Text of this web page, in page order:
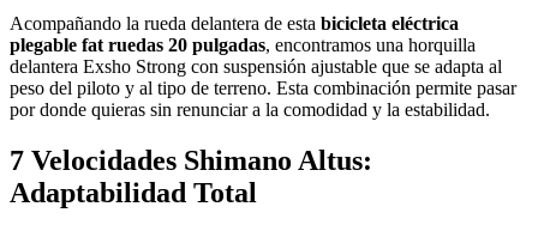
Acompañando la rueda delantera de esta bicicleta eléctrica
plegable fat ruedas 20 pulgadas, encontramos una horquilla
delantera Exsho Strong con suspensión ajustable que se adapta al
peso del piloto y al tipo de terreno. Esta combinación permite pasar
por donde quieras sin renunciar a la comodidad y la estabilidad.
7 Velocidades Shimano Altus:
Adaptabilidad Total